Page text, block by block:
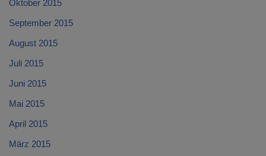
Oktober 2015
September 2015
August 2015
Juli 2015
Juni 2015
Mai 2015
April 2015
März 2015